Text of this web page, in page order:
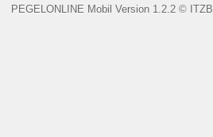
PEGELONLINE Mobil Version 1.2.2 ©